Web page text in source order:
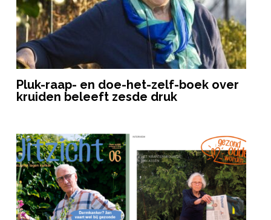
Pluk-raap- en doe-het-zelf-boek over
kruiden beleeft zesde druk